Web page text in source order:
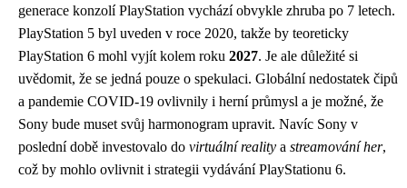
generace konzolí PlayStation vychází obvykle zhruba po 7 letech.
PlayStation 5 byl uveden v roce 2020, takže by teoreticky
PlayStation 6 mohl vyjít kolem roku 2027. Je ale důležité si
uvědomit, že se jedná pouze o spekulaci. Globální nedostatek čipů
a pandemie COVID-19 ovlivnily i herní průmysl a je možné, že
Sony bude muset svůj harmonogram upravit. Navíc Sony v
poslední době investovalo do virtuální reality a streamování her,
což by mohlo ovlivnit i strategii vydávání PlayStationu 6.